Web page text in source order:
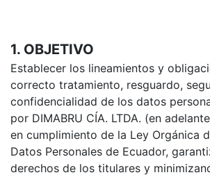
1. OBJETIVO
Establecer los lineamientos y
correcto tratamiento, resguardo,
confidencialidad de los datos
por DIMABRU CÍA. LTDA. (en adelante
en cumplimiento de la Ley Orgánica
Datos Personales de Ecuador,
derechos de los titulares y